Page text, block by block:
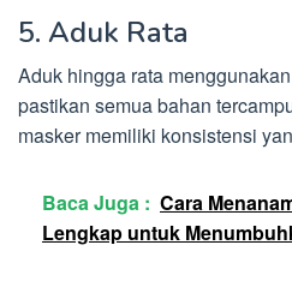
5. Aduk Rata
Aduk hingga rata
pastikan semua bahan
masker memiliki konsistensi
Baca Juga : Cara
Lengkap untuk